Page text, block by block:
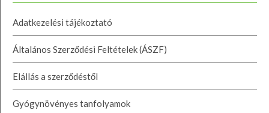
Adatkezelési tájékoztató
Általános Szerződési Feltételek (ÁSZF)
Elállás a szerződéstől
Gyógynövényes tanfolyamok